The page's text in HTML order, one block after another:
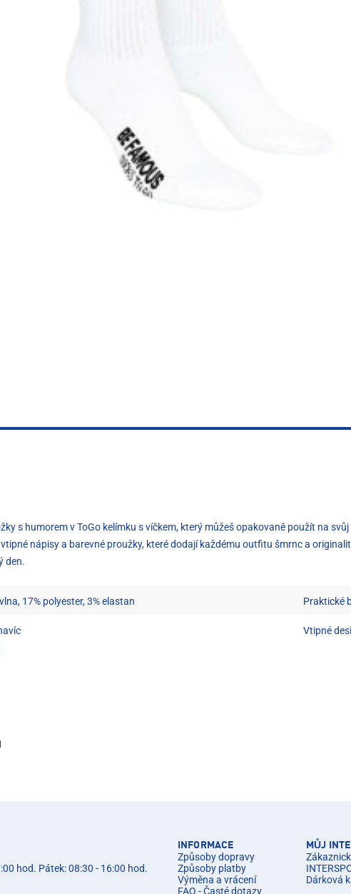
s humorem v ToGo kelímku s víčkem, který můžeš opakovaně použít na
nápisy a barevné proužky, které dodají každému outfitu šmrnc a
den.
17% polyester, 3% elastan Praktické
Vtipné
hod. Pátek: 08:30 - 16:00 hod.
INFORMACE
Způsoby dopravy
Způsoby platby
Výměna a vrácení
FAQ - Časté dotazy
MŮJ
Dárková